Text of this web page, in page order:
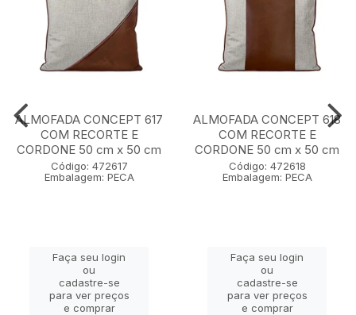
ALMOFADA CONCEPT 617
COM RECORTE E
CORDONE 50 cm x 50 cm
Código: 472617
Embalagem: PECA
Faça seu login
ou
cadastre-se
para ver preços
e comprar
ALMOFADA CONCEPT 618
COM RECORTE E
CORDONE 50 cm x 50 cm
Código: 472618
Embalagem: PECA
Faça seu login
ou
cadastre-se
para ver preços
e comprar